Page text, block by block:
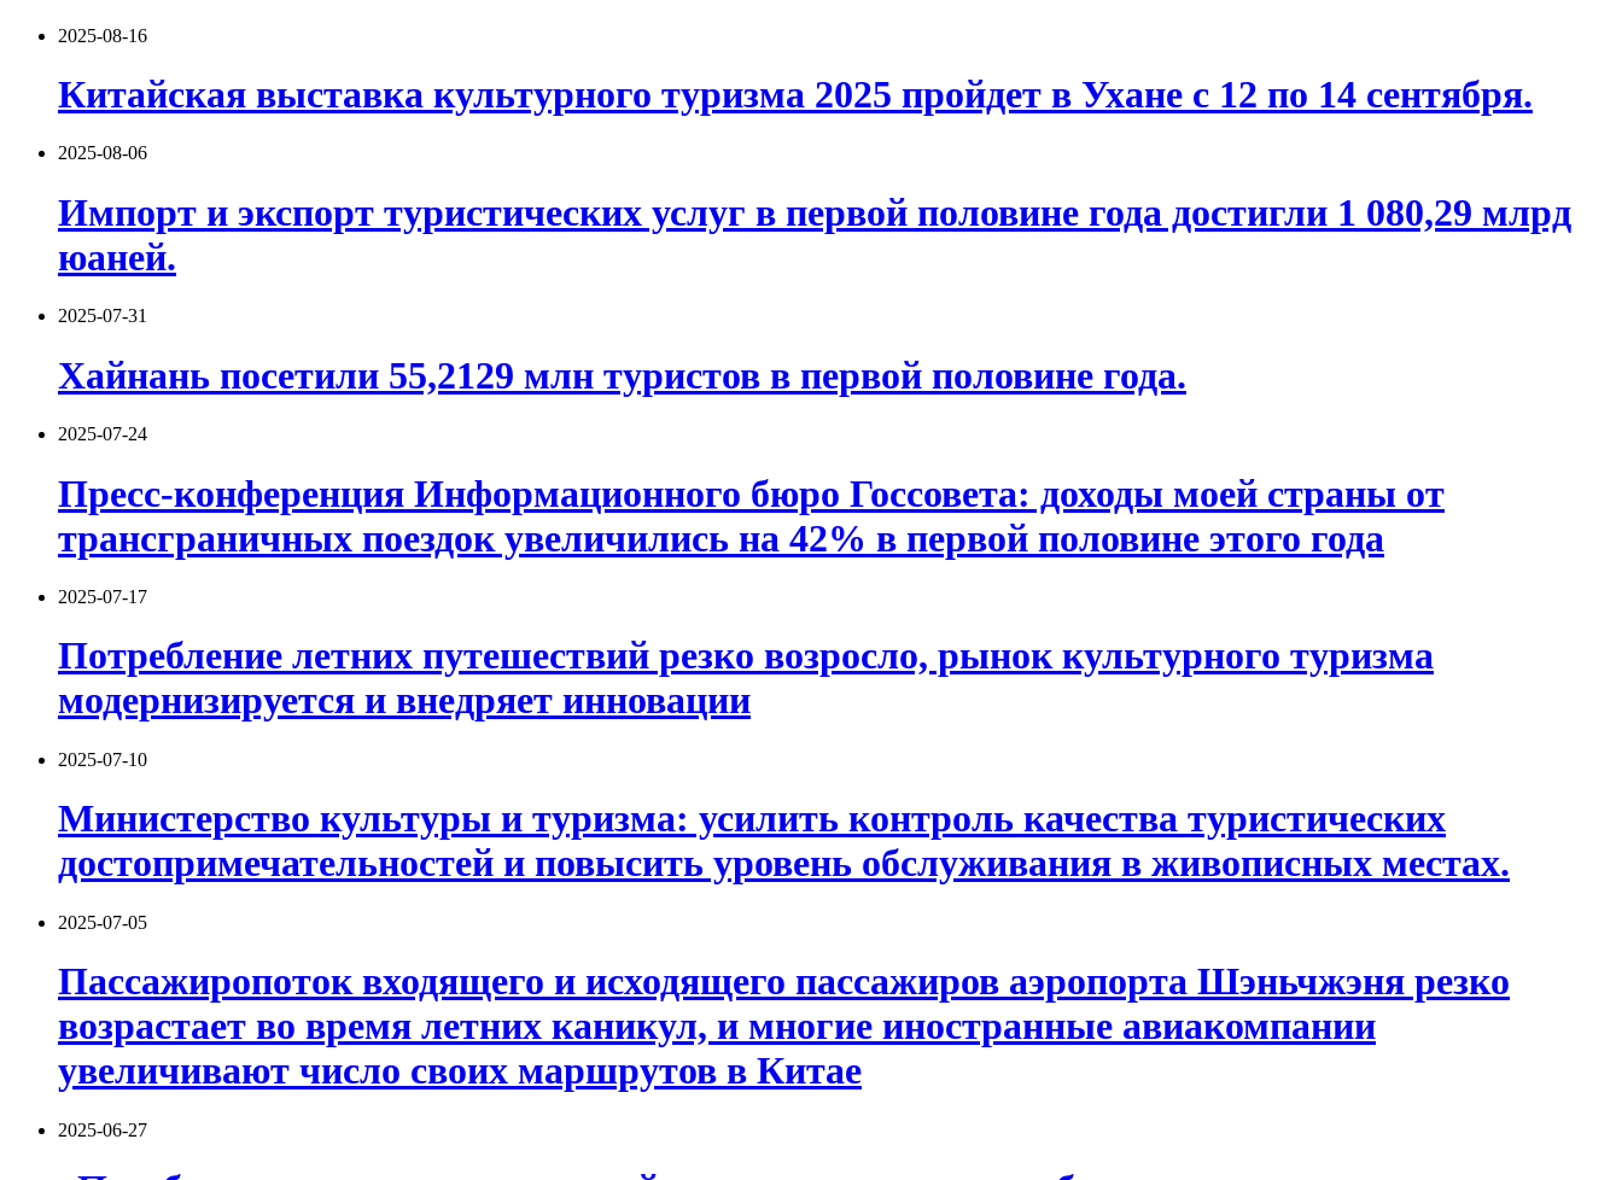
2025-08-16
Китайская выставка культурного туризма 2025 пройдет в Ухане с 12 по 14 сентября.
2025-08-06
Импорт и экспорт туристических услуг в первой половине года достигли 1 080,29 млрд
юаней.
2025-07-31
Хайнань посетили 55,2129 млн туристов в первой половине года.
2025-07-24
Пресс-конференция Информационного бюро Госсовета: доходы моей страны от
трансграничных поездок увеличились на 42% в первой половине этого года
2025-07-17
Потребление летних путешествий резко возросло, рынок культурного туризма
модернизируется и внедряет инновации
2025-07-10
Министерство культуры и туризма: усилить контроль качества туристических
достопримечательностей и повысить уровень обслуживания в живописных местах.
2025-07-05
Пассажиропоток входящего и исходящего пассажиров аэропорта Шэньчжэня резко
возрастает во время летних каникул, и многие иностранные авиакомпании
увеличивают число своих маршрутов в Китае
2025-06-27